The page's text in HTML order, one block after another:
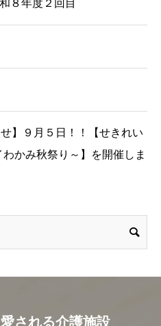
８年度２回目
】９月５日！！【せきれい
かみ秋祭り～】を開催しま
される介護施設